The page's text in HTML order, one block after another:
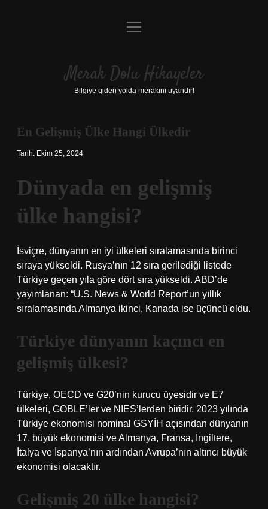
Anasayfa
Yasal Uyarı
menüyü
Merak Dolu Hikayeler
Bilgiye giden yolda merakını uyandır!
En Gelişmiş Ülke Hangi Ülkedir
Tarih: Ekim 25, 2024
Dünyada en gelişmiş
ülke hangisi?
İsviçre, dünyanın en iyi ülkeleri sıralamasında birinci
sıraya yükseldi. Rusya’nın 12 sıra gerilediği listede
Türkiye geçen yıla göre dört sıra yükseldi. ABD’de
yayımlanan: “U.S. News & World Report’un yıllık
sıralamasında Almanya ikinci, Kanada ise üçüncü oldu.
Türkiye dünyanın kaçıncı en
gelişmiş ülkesi?
Türkiye, OECD ve G20’nin kurucu üyesidir ve E7
ülkeleri, GOBLE’ler ve NIES’lerden biridir. 2023 yılında
Türkiye ekonomisi nominal GSYİH açısından dünyanın
17. büyük ekonomisi ve Almanya, Fransa, İngiltere,
İtalya ve İspanya’nın ardından Avrupa’nın altıncı büyük
ekonomisi olacaktır.
Gelişmiş 20 ülke hangisi?